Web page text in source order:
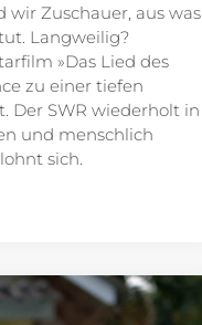
Zuschauer, aus was
Langweilig?
»Das Lied des
zu einer tiefen
Der SWR wiederholt in
und menschlich
sich.